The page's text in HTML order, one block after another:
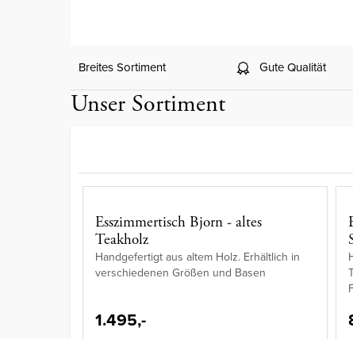
Breites Sortiment Gute Qualität
Unser Sortiment
Esszimmertisch Bjorn - altes
Teakholz
Handgefertigt aus altem Holz. Erhältlich in
verschiedenen Größen und Basen
1.495,-